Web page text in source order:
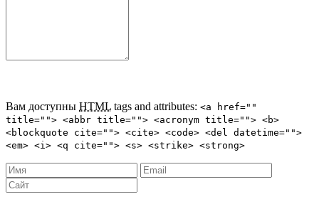
Вам доступны HTML tags and attributes: <a href=""
title=""> <abbr title=""> <acronym title=""> <b>
<blockquote cite=""> <cite> <code> <del datetime="">
<em> <i> <q cite=""> <s> <strike> <strong>